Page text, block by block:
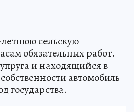
сельскую
обязательных работ.
и находящийся в
автомобиль
государства.